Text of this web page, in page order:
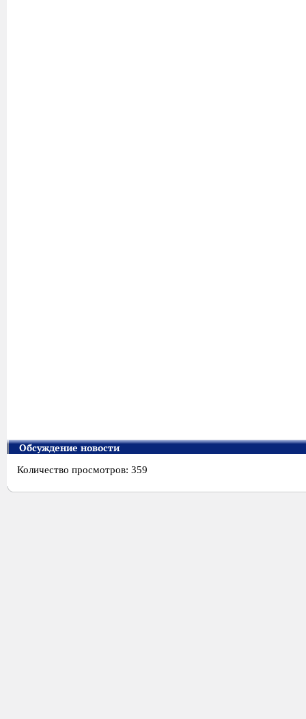
Обсуждение новости
Количество просмотров: 359